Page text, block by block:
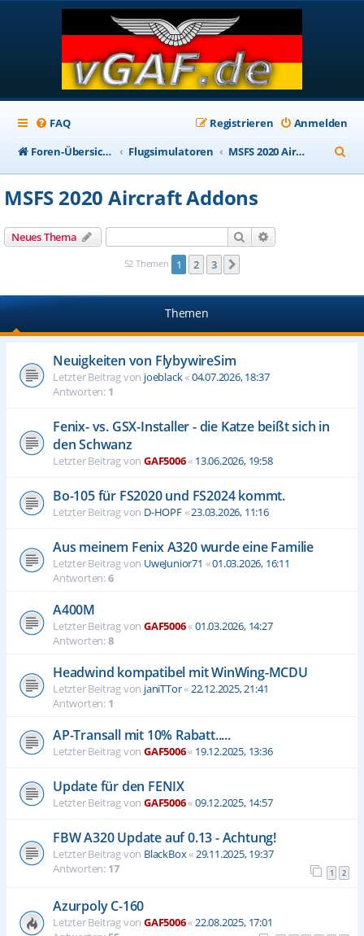
FAQ Anmelden
Registrieren
Foren-Übersicht
Flugsimulatoren MSFS 2020 Aircraft Addons
u
MSFS 2020 Aircraft Addons
Neues Thema Suche
52 Themen 1 2 3
Themen
Neuigkeiten von FlybywireSim
Letzter Beitrag von joeblack«04.07.2026, 18:37
Antworten: 1
Fenix- vs. GSX-Installer - die Katze beißt sich in
den Schwanz
Letzter Beitrag von GAF5006« 13.06.2026, 19:58
Bo-105 für FS2020 und FS2024 kommt.
Letzter Beitrag von D-HOPF«23.03.2026, 11:16
Aus meinem Fenix A320 wurde eine Familie
Letzter Beitrag von UweJunior71 «01.03.2026, 16:11
Antworten:6
A400M
Letzter Beitrag von GAF5006«01.03.2026, 14:27
Antworten:8
Headwind kompatibel mit WinWing-MCDU
Letzter Beitrag von janiTTor«22.12.2025, 21:41
Antworten: 1
AP-Transall mit 10% Rabatt.....
Letzter Beitrag von GAF5006« 19.12.2025, 13:36
Update für den FENIX
Letzter Beitrag von GAF5006«09.12.2025, 14:57
FBW A320 Update auf 0.13 - Achtung!
Letzter Beitrag von BlackBox«29.11.2025, 19:37
Antworten: 17 1 2
Azurpoly C-160
Letzter Beitrag von GAF5006«22.08.2025, 17:01